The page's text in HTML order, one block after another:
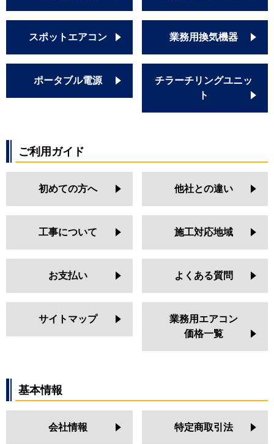
スポットエアコン 業務用換気機器
ポータブル電源
チラーチリングユニッ
ト
ご利用ガイド
初めての方へ 他社との違い
工事について 施工対応地域
お支払い よくある質問
サイトマップ
業務用エアコン
価格一覧
基本情報
会社情報 特定商取引法